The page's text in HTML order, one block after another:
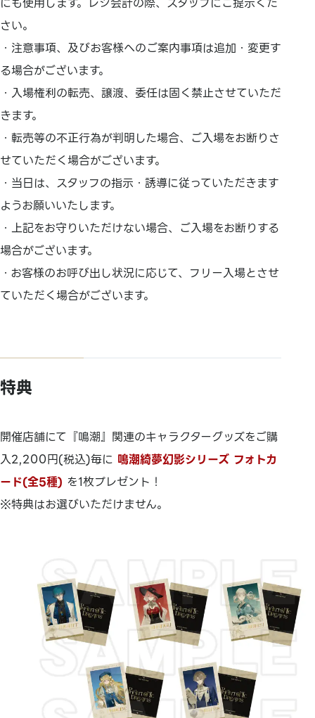
さい。
・注意事項、及びお客様へのご案内事項は追加・変更す
る場合がございます。
・入場権利の転売、譲渡、委任は固く禁止させていただ
きます。
・転売等の不正行為が判明した場合、ご入場をお断りさ
せていただく場合がございます。
・当日は、スタッフの指示・誘導に従っていただきます
ようお願いいたします。
・上記をお守りいただけない場合、ご入場をお断りする
場合がございます。
・お客様のお呼び出し状況に応じて、フリー入場とさせ
ていただく場合がございます。
特典
開催店舗にて『鳴潮』関連のキャラクターグッズをご購
入2,200円(税込)毎に 鳴潮綺夢幻影シリーズ フォトカ
ード(全5種) を1枚プレゼント！
※特典はお選びいただけません。